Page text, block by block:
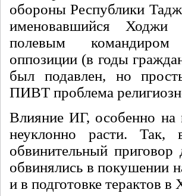
обороны Республики
именовавшийся
полевым командиром
оппозиции (в годы
был подавлен, но
ПИВТ проблема
Влияние ИГ, особенно на
неуклонно расти.
обвинительный
обвинялись в покушении
и в подготовке терактов